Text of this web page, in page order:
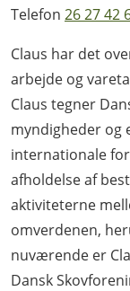
Telefon 26 27 42
Claus har det
arbejde og
Claus tegner
myndigheder og
internationale
afholdelse af
aktiviteterne
omverdenen,
nuværende er
Dansk